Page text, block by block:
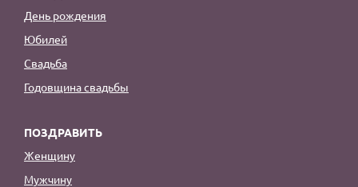
День рождения
Юбилей
Свадьба
Годовщина свадьбы
ПОЗДРАВИТЬ
Женщину
Мужчину